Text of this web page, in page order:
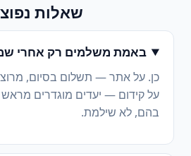
שאלות
באמת משלמים רק אחרי
כן. על אתר — תשלום בסיום,
על קידום — יעדים מוגדרים
בהם, לא שילמת.